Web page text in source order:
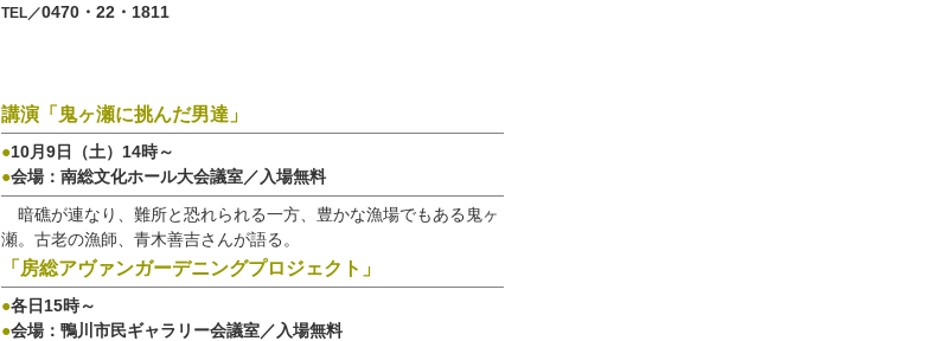
TEL／0470・22・1811
講演「鬼ヶ瀬に挑んだ男達」
●10月9日（土）14時～
●会場：南総文化ホール大会議室／入場無料
暗礁が連なり、難所と恐れられる一方、豊かな漁場でもある鬼ヶ
瀬。古老の漁師、青木善吉さんが語る。
「房総アヴァンガーデニングプロジェクト」
●各日15時～
●会場：鴨川市民ギャラリー会議室／入場無料